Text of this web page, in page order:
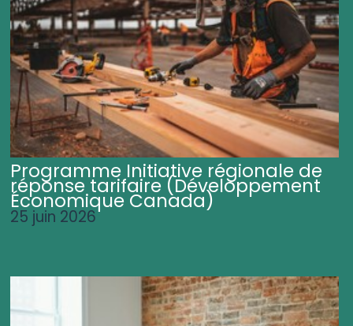
Programme Initiative régionale de
réponse tarifaire (Développement
Économique Canada)
25 juin 2026